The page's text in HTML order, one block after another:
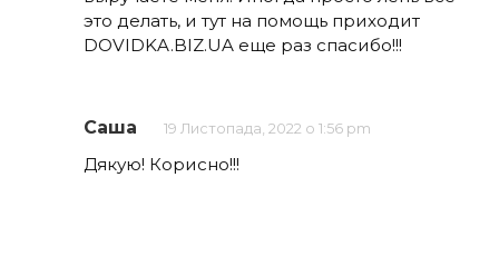
это делать, и тут на помощь приходит
DOVIDKA.BIZ.UA еще раз спасибо!!!
Саша 19 Листопада, 2022 о 1:56 pm
Дякую! Корисно!!!